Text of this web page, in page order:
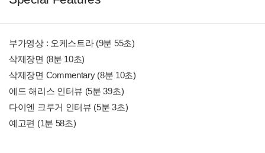
부가영상 : 오케스트라 (9분 55초)
삭제장면 (8분 10초)
삭제장면 Commentary (8분 10초)
에드 해리스 인터뷰 (5분 39초)
다이엔 크루거 인터뷰 (5분 3초)
예고편 (1분 58초)